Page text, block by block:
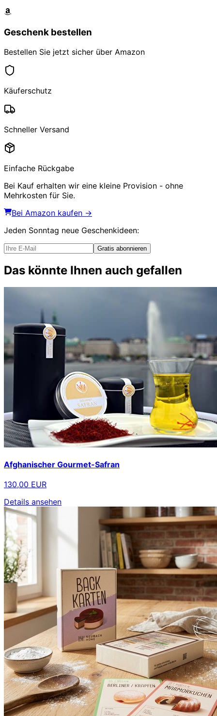
Geschenk bestellen
Bestellen Sie jetzt sicher über Amazon
Käuferschutz
Schneller Versand
Einfache Rückgabe
Bei Kauf erhalten wir eine kleine Provision - ohne
Mehrkosten für Sie.
Bei Amazon kaufen →
Jeden Sonntag neue Geschenkideen:
Gratis abonnieren
Das könnte Ihnen auch gefallen
Afghanischer Gourmet-Safran
130,00 EUR
Details ansehen